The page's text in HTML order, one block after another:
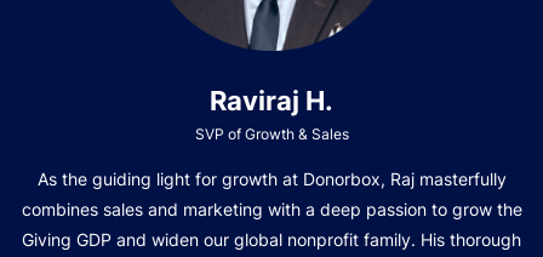
Raviraj H.
SVP of Growth & Sales
As the guiding light for growth at Donorbox, Raj masterfully
combines sales and marketing with a deep passion to grow the
Giving GDP and widen our global nonprofit family. His thorough